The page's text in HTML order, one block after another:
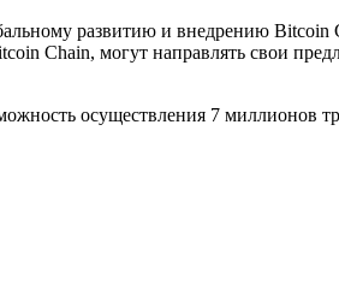
развитию и внедрению Bitcoin
Chain, могут направлять свои
осуществления 7 миллионов